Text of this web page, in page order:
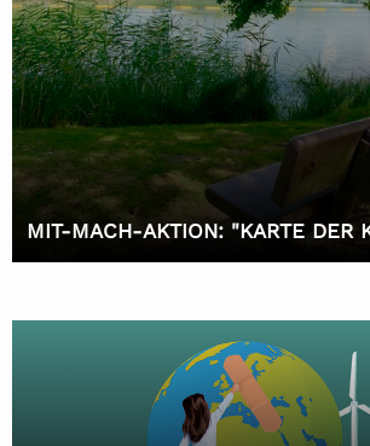
MIT-MACH-AKTION: "KARTE DER